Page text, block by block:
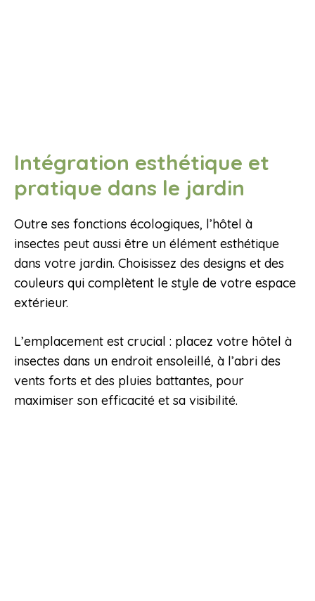
Intégration esthétique et
pratique dans le jardin
Outre ses fonctions écologiques, l’hôtel à
insectes peut aussi être un élément esthétique
dans votre jardin. Choisissez des designs et des
couleurs qui complètent le style de votre espace
extérieur.
L’emplacement est crucial : placez votre hôtel à
insectes dans un endroit ensoleillé, à l’abri des
vents forts et des pluies battantes, pour
maximiser son efficacité et sa visibilité.